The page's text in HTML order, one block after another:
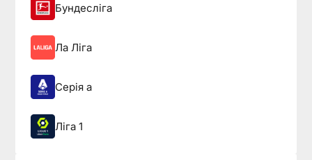
Бундесліга
Ла Ліга
Серія а
Ліга 1